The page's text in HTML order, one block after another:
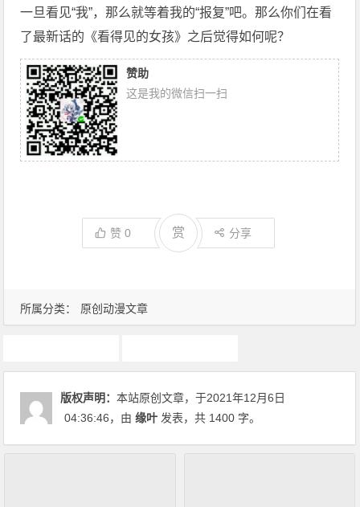
所属分类： 原创动漫文章
一旦看见“我”，那么就等着我的“报复”吧。那么你们在看
了最新话的《看得见的女孩》之后觉得如何呢？
赞助
这是我的微信扫一扫
赞0 赏 分享
版权声明：本站原创文章，于2021年12月6日
04:36:46，由缘叶 发表，共 1400 字。